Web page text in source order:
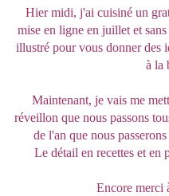
Hier midi, j'ai cuisiné un
mise en ligne en juillet et
illustré pour vous donner des
à la
Maintenant, je vais me
réveillon que nous passons
de l'an que nous
Le détail en recettes et en
Encore merci